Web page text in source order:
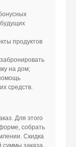
продуктов
на дом;
средств.
Для этого
собрать
Скидка
суммы заказа.